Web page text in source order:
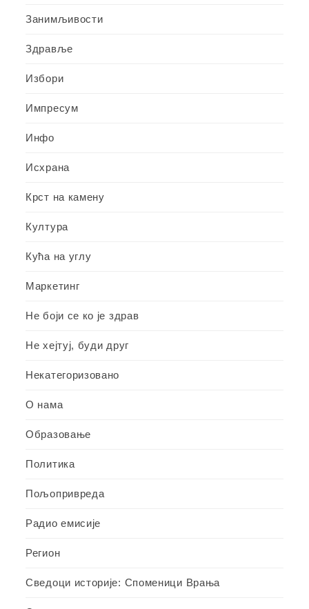
Занимљивости
Здравље
Избори
Импресум
Инфо
Исхрана
Крст на камену
Култура
Кућа на углу
Маркетинг
Не боји се ко је здрав
Не хејтуј, буди друг
Некатегоризовано
О нама
Образовање
Политика
Пољопривреда
Радио емисије
Регион
Сведоци историје: Споменици Врања